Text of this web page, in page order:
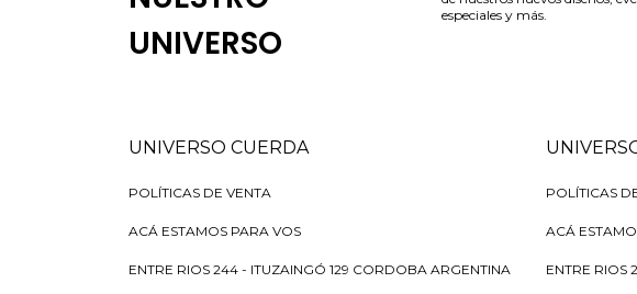
UNIVERSO
especiales y más.
UNIVERSO CUERDA
POLÍTICAS DE VENTA
ACÁ ESTAMOS PARA VOS
ENTRE RIOS 244 - ITUZAINGÓ 129 CORDOBA ARGENTINA
POLÍTICAS
ACÁ
ENTRE RIOS